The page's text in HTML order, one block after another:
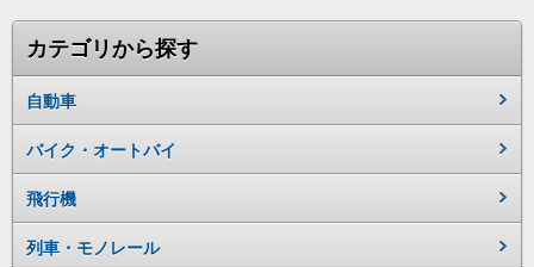
カテゴリから探す
自動車
バイク・オートバイ
飛行機
列車・モノレール